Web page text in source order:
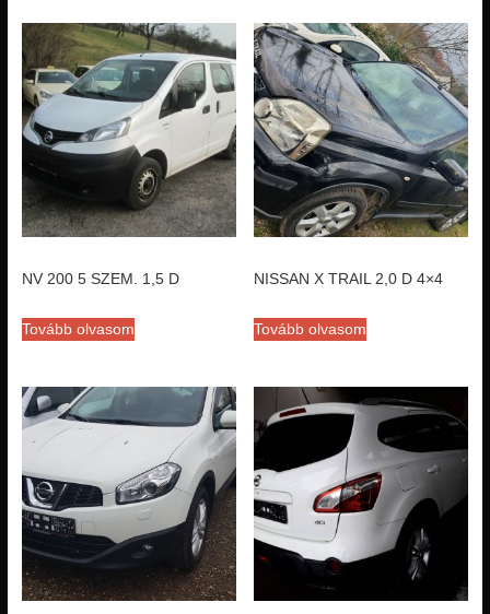
NV 200 5 SZEM. 1,5 D
Tovább olvasom
NISSAN X TRAIL 2,0 D 4×4
Tovább olvasom